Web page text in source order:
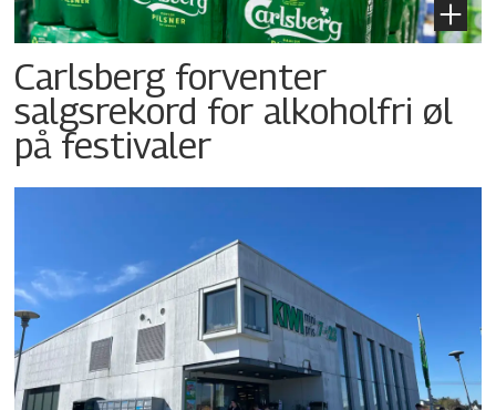
Carlsberg forventer
salgsrekord for alkoholfri øl
på festivaler